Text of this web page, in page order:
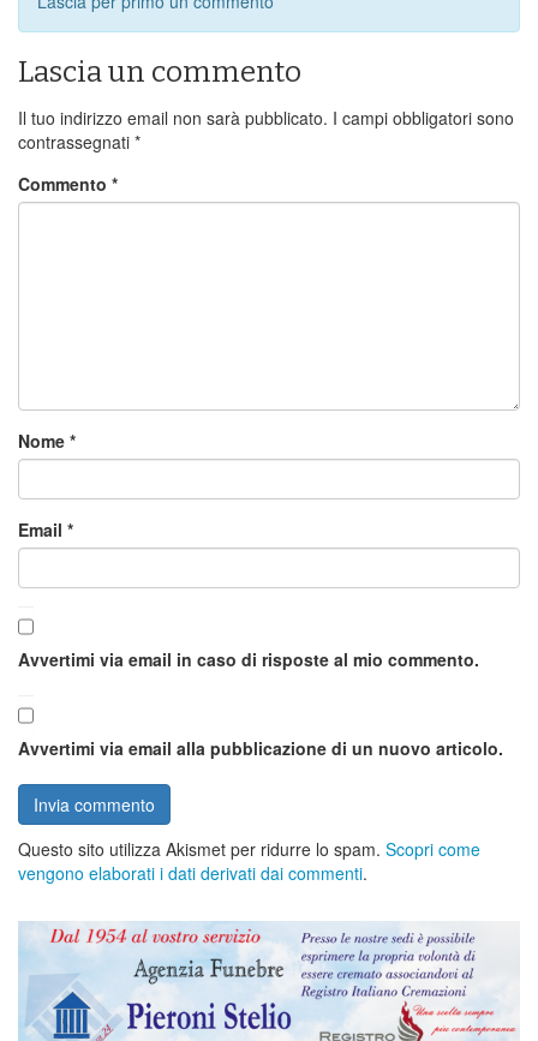
Lascia un commento
Il tuo indirizzo email non sarà pubblicato. I campi obbligatori sono
contrassegnati *
Commento *
Nome *
Email *
Avvertimi via email in caso di risposte al mio commento.
Avvertimi via email alla pubblicazione di un nuovo articolo.
Questo sito utilizza Akismet per ridurre lo spam. Scopri come
vengono elaborati i dati derivati dai commenti.